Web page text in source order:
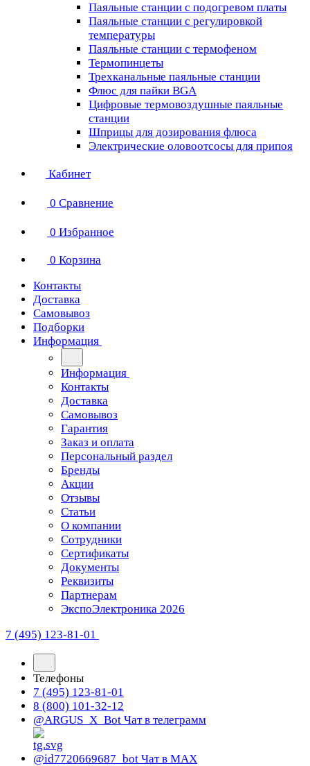
Паяльные станции с подогревом платы
Паяльные станции с регулировкой
температуры
Паяльные станции с термофеном
Термопинцеты
Трехканальные паяльные станции
Флюс для пайки BGA
Цифровые термовоздушные паяльные
станции
Шприцы для дозирования флюса
Электрические оловоотсосы для припоя
Кабинет
0 Сравнение
0 Избранное
0 Корзина
Контакты
Доставка
Самовывоз
Подборки
Информация
Информация
Контакты
Доставка
Самовывоз
Гарантия
Заказ и оплата
Персональный раздел
Бренды
Акции
Отзывы
Статьи
О компании
Сотрудники
Сертификаты
Документы
Реквизиты
Партнерам
ЭкспоЭлектроника 2026
7 (495) 123-81-01
Телефоны
7 (495) 123-81-01
8 (800) 101-32-12
@ARGUS_X_Bot Чат в телеграмм
@id7720669687_bot Чат в МАХ